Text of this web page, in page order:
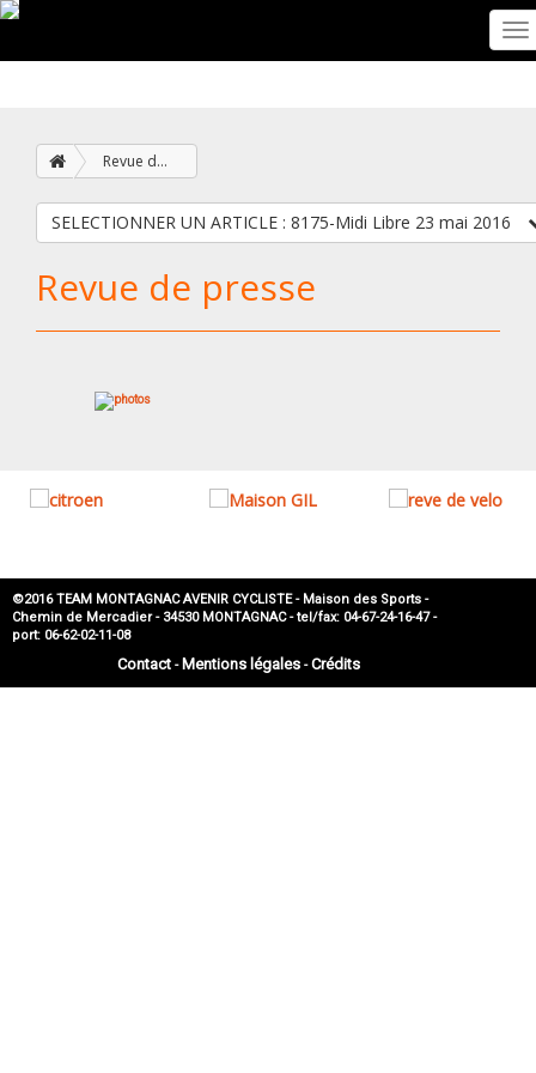
Revue de presse
SELECTIONNER UN ARTICLE : 8175-Midi Libre 23 mai 2016
Revue de presse
©2016 TEAM MONTAGNAC AVENIR CYCLISTE - Maison des Sports -
Chemin de Mercadier - 34530 MONTAGNAC - tel/fax: 04-67-24-16-47 -
port: 06-62-02-11-08
Contact- Mentions légales-Crédits